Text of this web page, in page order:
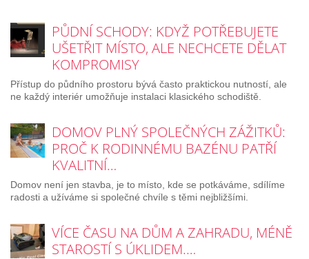
PŮDNÍ SCHODY: KDYŽ POTŘEBUJETE
UŠETŘIT MÍSTO, ALE NECHCETE DĚLAT
KOMPROMISY
Přístup do půdního prostoru bývá často praktickou nutností, ale
ne každý interiér umožňuje instalaci klasického schodiště.
DOMOV PLNÝ SPOLEČNÝCH ZÁŽITKŮ:
PROČ K RODINNÉMU BAZÉNU PATŘÍ
KVALITNÍ…
Domov není jen stavba, je to místo, kde se potkáváme, sdílíme
radosti a užíváme si společné chvíle s těmi nejbližšími.
VÍCE ČASU NA DŮM A ZAHRADU, MÉNĚ
STAROSTÍ S ÚKLIDEM.…